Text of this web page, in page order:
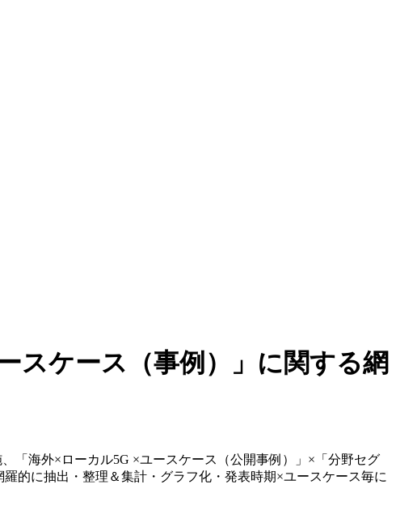
スケース（事例）」に関する網
「海外×ローカル5G ×ユースケース（公開事例）」×「分野セグ
的に抽出・整理＆集計・グラフ化・発表時期×ユースケース毎に